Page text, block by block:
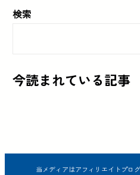
検索
今読まれている記事
当メディアはアフィリエイトプロ